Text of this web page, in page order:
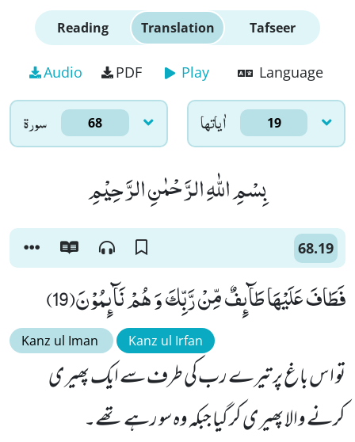
Reading Translation Tafseer
Audio PDF Play Language
سورۃ 68 اٰياتها 19
بِسْمِ اللّٰهِ الرَّحْمٰنِ الرَّحِیْمِ
68.19
فَطَافَ عَلَیْهَا طَآىٕفٌ مِّنْ رَّبِّكَ وَ هُمْ نَآىٕمُوْنَ(19)
Kanz ul Iman Kanz ul Irfan
تو اس باغ پر تیرے رب کی طرف سے ایک پھیری
کرنے والا پھیری کر گیا جبکہ وہ سو رہے تھے۔